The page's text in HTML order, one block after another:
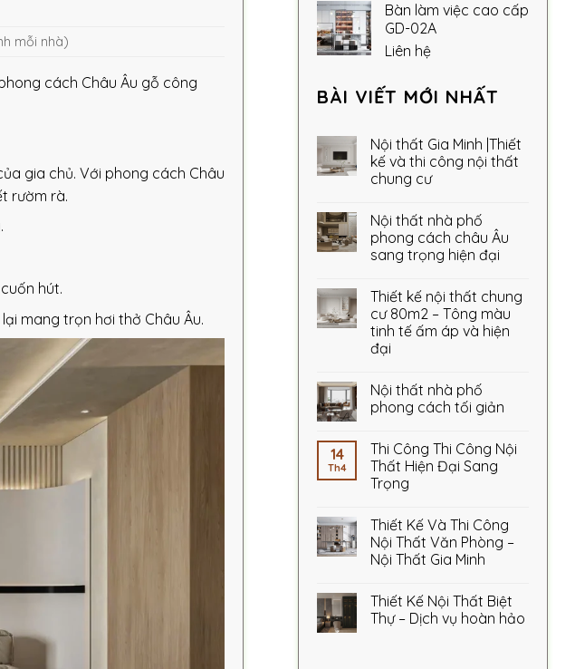
mỗi nhà)
cách Châu Âu gỗ công
gia chủ. Với phong cách Châu
rườm rà.
hút.
mang trọn hơi thở Châu Âu.
Bàn làm việc cao cấp
GD-02A
Liên hệ
BÀI VIẾT MỚI NHẤT
Nội thất Gia Minh |Thiết
kế và thi công nội thất
chung cư
Nội thất nhà phố
phong cách châu Âu
sang trọng hiện đại
Thiết kế nội thất chung
cư 80m2 – Tông màu
tinh tế ấm áp và hiện
đại
Nội thất nhà phố
phong cách tối giản
14
Th4
Thi Công Thi Công Nội
Thất Hiện Đại Sang
Trọng
Thiết Kế Và Thi Công
Nội Thất Văn Phòng –
Nội Thất Gia Minh
Thiết Kế Nội Thất Biệt
Thự – Dịch vụ hoàn hảo